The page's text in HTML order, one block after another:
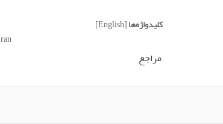
کلیدواژه‌ها[English]
مراجع